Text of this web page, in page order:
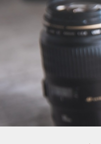
プロフィール写